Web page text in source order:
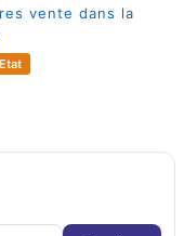
vente dans la